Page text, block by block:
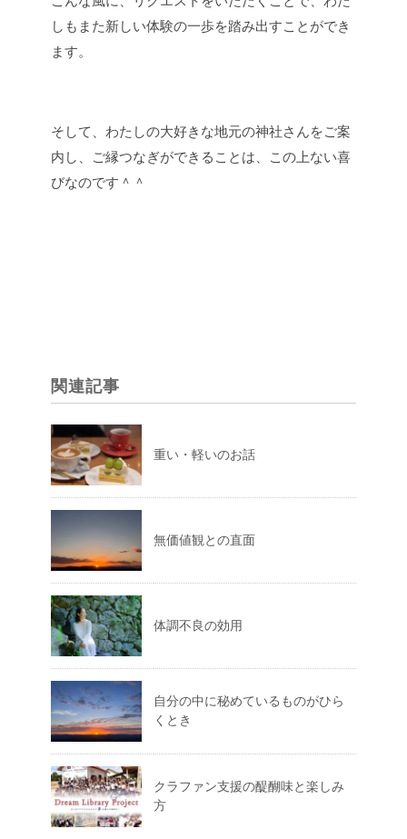
しもまた新しい体験の一歩を踏み出すことができ
ます。
そして、わたしの大好きな地元の神社さんをご案
内し、ご縁つなぎができることは、この上ない喜
びなのです＾＾
関連記事
重い・軽いのお話
無価値観との直面
体調不良の効用
自分の中に秘めているものがひら
くとき
クラファン支援の醍醐味と楽しみ
方